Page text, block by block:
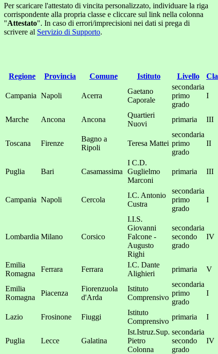
Per scaricare l'attestato di vincita personalizzato, individuare la riga
corrispondente alla propria classe e cliccare sul link nella colonna
"Attestato". In caso di errori/imprecisioni nei dati si prega di
scrivere al Servizio di Supporto.
Regione Provincia Comune Istituto Livello
Campania Napoli Acerra
Gaetano
Caporale
secondaria
primo
grado
I
Marche Ancona Ancona
Quartieri
Nuovi
primaria III
Toscana Firenze
Bagno a
Ripoli
Teresa Mattei
secondaria
primo
grado
II
Puglia Bari Casamassima
I C.D.
Guglielmo
Marconi
primaria III
Campania Napoli Cercola
I.C. Antonio
Custra
secondaria
primo
grado
I
Lombardia Milano Corsico
I.I.S.
Giovanni
Falcone -
Augusto
Righi
secondaria
secondo
grado
IV
Emilia
Romagna
Ferrara Ferrara
I.C. Dante
Alighieri
primaria V
Emilia
Romagna
Piacenza
Fiorenzuola
d'Arda
Istituto
Comprensivo
secondaria
primo
grado
I
Lazio Frosinone Fiuggi
Istituto
Comprensivo
primaria I
Puglia Lecce Galatina
Ist.Istruz.Sup.
Pietro
Colonna
secondaria
secondo
grado
IV